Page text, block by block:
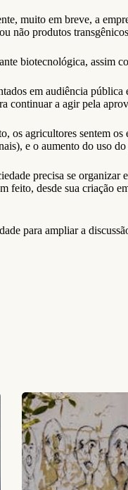
muito em breve, a
não produtos
biotecnológica,
em audiência
a agir pela
agricultores sentem
e o aumento do uso
precisa se
feito, desde sua criação
para ampliar a